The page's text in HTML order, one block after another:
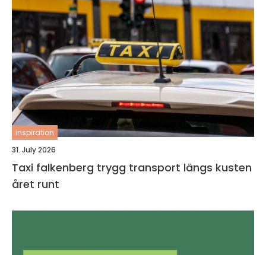
inspiration
31. July 2026
Taxi falkenberg trygg transport längs kusten
året runt